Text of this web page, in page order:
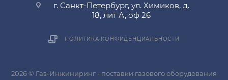
г. Санкт-Петербург, ул. Химиков, д.
18, лит А, оф 26
ПОЛИТИКА КОНФИДЕНЦИАЛЬНОСТИ
2026 © Газ-Инжиниринг - поставки газового оборудования